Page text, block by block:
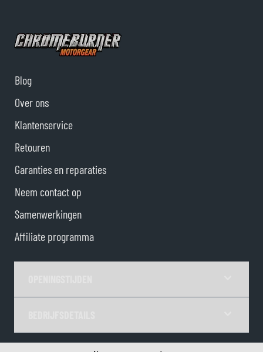
Blog
Over ons
Klantenservice
Retouren
Garanties en reparaties
Neem contact op
Samenwerkingen
Affiliate programma